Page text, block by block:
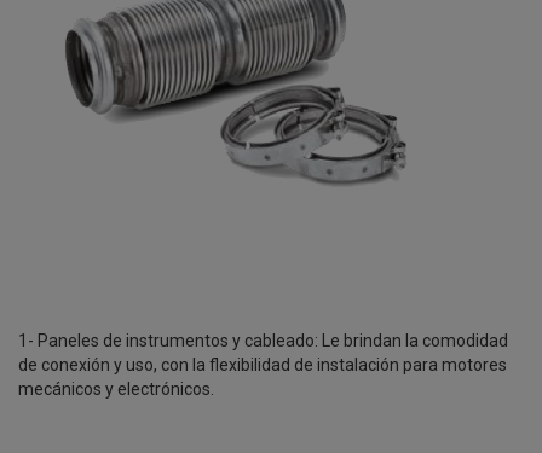
1- Paneles de instrumentos y cableado: Le brindan la comodidad
de conexión y uso, con la flexibilidad de instalación para motores
mecánicos y electrónicos.